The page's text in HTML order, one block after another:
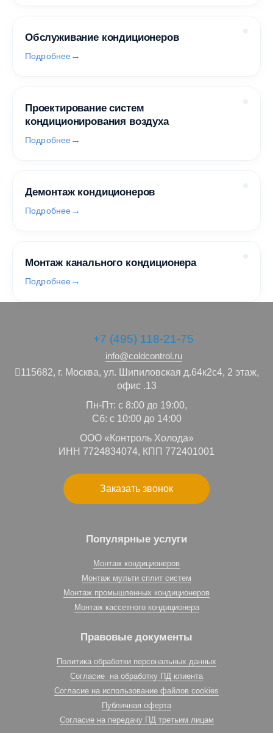
Обслуживание кондиционеров
Подробнее
Проектирование систем
кондиционирования воздуха
Подробнее
Демонтаж кондиционеров
Подробнее
Монтаж канального кондиционера
Подробнее
+7 (495) 118-21-75
info@coldcontrol.ru
115682, г. Москва, ул. Шипиловская д.64к2с4, 2 этаж,
офис .13
Пн-Пт: с 8:00 до 19:00,
Сб: с 10:00 до 14:00
ООО «Контроль Холода»
ИНН 7724834074, КПП 772401001
Заказать звонок
Популярные услуги
Монтаж кондиционеров
Монтаж мульти сплит систем
Монтаж промышленных кондиционеров
Монтаж кассетного кондиционера
Правовые документы
Политика обработки персональных данных
Согласие на обработку ПД клиента
Согласие на использование файлов cookies
Публичная оферта
Согласие на передачу ПД третьим лицам